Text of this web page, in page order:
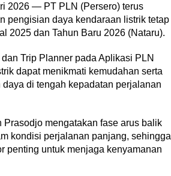
2026 — PT PLN (Persero) terus
pengisian daya kendaraan listrik tetap
2025 dan Tahun Baru 2026 (Nataru).
Trip Planner pada Aplikasi PLN
dapat menikmati kemudahan serta
di tengah kepadatan perjalanan
Prasodjo mengatakan fase arus balik
kondisi perjalanan panjang, sehingga
penting untuk menjaga kenyamanan